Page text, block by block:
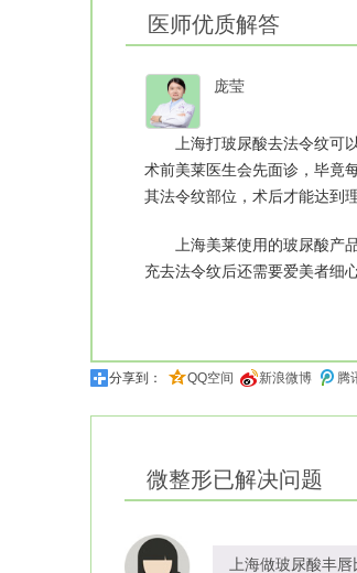
医师优质解答
庞莹
上海打玻尿酸去法令纹可以
术前美莱医生会先面诊，毕竟
其法令纹部位，术后才能达到
上海美莱使用的玻尿酸产品
充去法令纹后还需要爱美者细
分享到： QQ空间 新浪微博 腾
微整形已解决问题
上海做玻尿酸丰